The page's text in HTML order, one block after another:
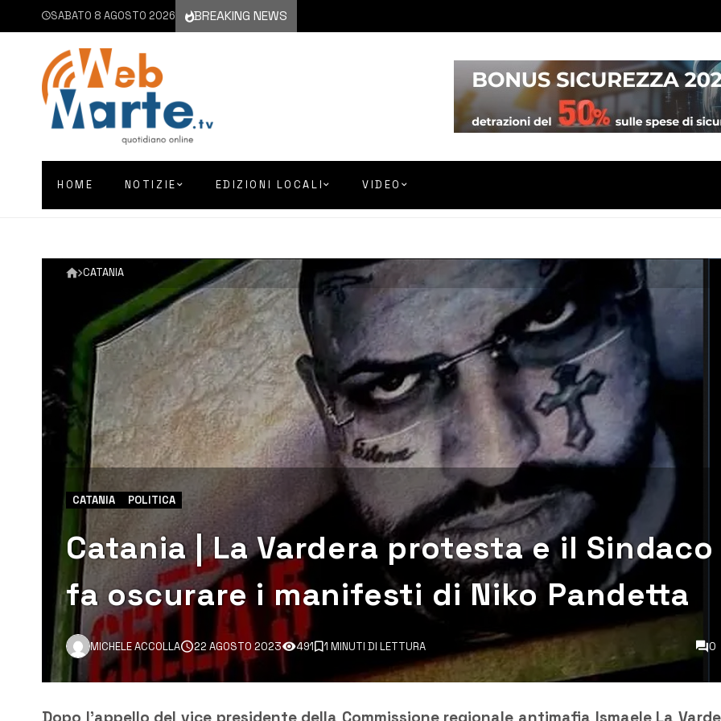
SABATO 8 AGOSTO 2026 BREAKING NEWS
HOME NOTIZIE EDIZIONI LOCALI VIDEO
CATANIA
CATANIA POLITICA
Catania | La Vardera protesta e il Sindaco
fa oscurare i manifesti di Niko Pandetta
MICHELE ACCOLLA 22 AGOSTO 2023 491 1 MINUTI DI LETTURA 0